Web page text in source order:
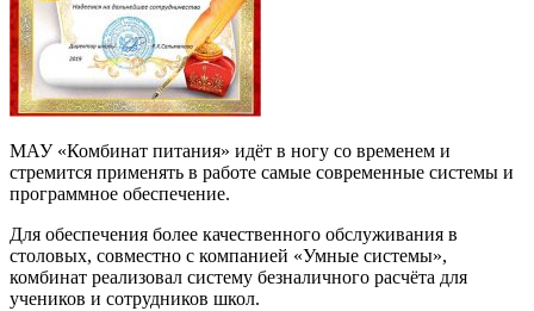
МАУ «Комбинат питания» идёт в ногу со временем и
стремится применять в работе самые современные системы и
программное обеспечение.
Для обеспечения более качественного обслуживания в
столовых, совместно с компанией «Умные системы»,
комбинат реализовал систему безналичного расчёта для
учеников и сотрудников школ.